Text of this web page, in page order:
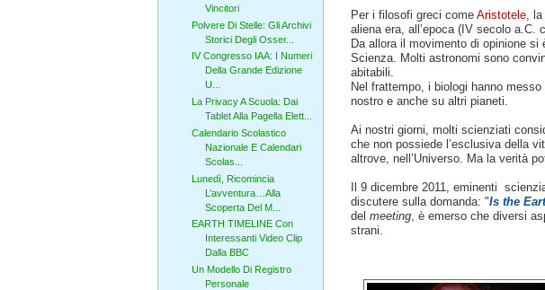
Per i filosofi greci come Aristotele, la
aliena era, all’epoca (IV secolo a.C.
Da allora il movimento di opinione si
Scienza. Molti astronomi sono
abitabili.
Nel frattempo, i biologi hanno
nostro e anche su altri pianeti.
Ai nostri giorni, molti scienziati
che non possiede l’esclusiva della
altrove, nell’Universo. Ma la verità
Il 9 dicembre 2011, eminenti
discutere sulla domanda: "Is the
del meeting, è emerso che diversi
strani.
Vincitori
Polvere Di Stelle: Gli Archivi
Storici Degli Osser...
IV Congresso IAA: I Numeri
Della Grande Edizione
U...
La Privacy A Scuola: Dai
Tablet Alla Pagella Elett...
Calendario Scolastico
Nazionale E Calendari
Scolas...
Lunedì, Ricomincia
L’avventura…Alla
Scoperta Del M...
EARTH TIMELINE Con
Interessanti Video Clip
Dalla BBC
Un Modello Di Registro
Personale